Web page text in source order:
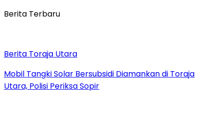
Berita Terbaru
Berita Toraja Utara
Mobil Tangki Solar Bersubsidi Diamankan di Toraja
Utara, Polisi Periksa Sopir